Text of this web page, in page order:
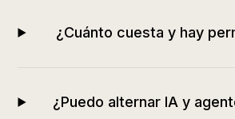
¿Cuánto cuesta y hay
¿Puedo alternar IA y